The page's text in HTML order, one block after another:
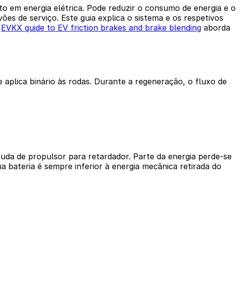
em energia elétrica. Pode reduzir o consumo de energia e o
de serviço. Este guia explica o sistema e os respetivos
EVKX guide to EV friction brakes and brake blending aborda
binário às rodas. Durante a regeneração, o fluxo de
de propulsor para retardador. Parte da energia perde-se
bateria é sempre inferior à energia mecânica retirada do